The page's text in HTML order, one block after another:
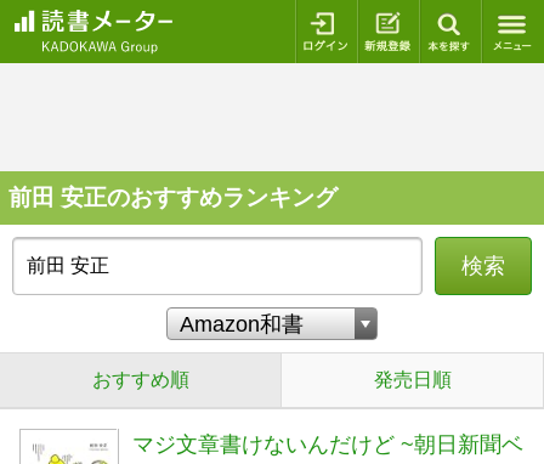
ログイン 新規登録
前田 安正のおすすめランキング
検索
おすすめ順 発売日順
マジ文章書けないんだけど ~朝日新聞ベ